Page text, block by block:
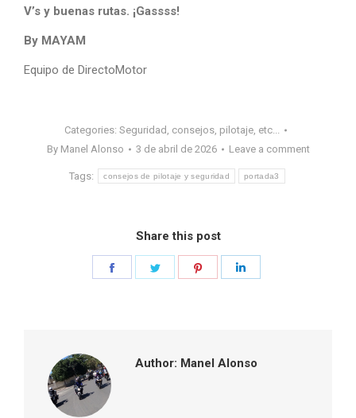
V’s y buenas rutas. ¡Gassss!
By MAYAM
Equipo de DirectoMotor
Categories: Seguridad, consejos, pilotaje, etc...
By Manel Alonso 3 de abril de 2026 Leave a comment
Tags: consejos de pilotaje y seguridad portada3
Share this post
Author: Manel Alonso